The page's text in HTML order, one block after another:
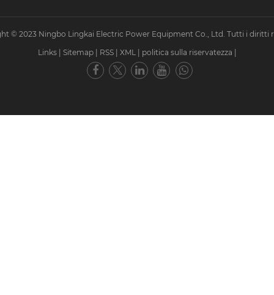
© 2023 Ningbo Lingkai Electric Power Equipment Co., Ltd. Tutti i diritti
Links
Sitemap RSS XML politica sulla riservatezza